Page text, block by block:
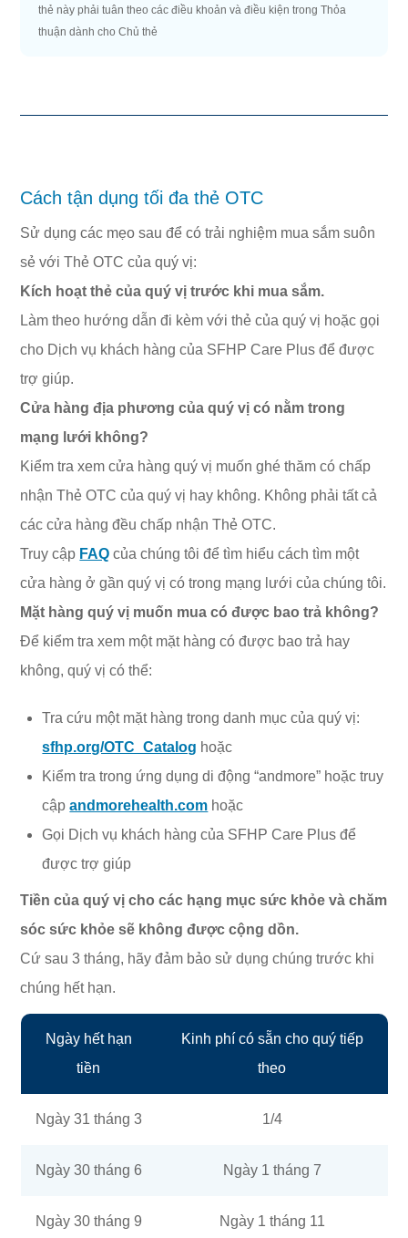
thẻ này phải tuân theo các điều khoản và điều kiện trong Thỏa
thuận dành cho Chủ thẻ
Cách tận dụng tối đa thẻ OTC
Sử dụng các mẹo sau để có trải nghiệm mua sắm suôn
sẻ với Thẻ OTC của quý vị:
Kích hoạt thẻ của quý vị trước khi mua sắm.
Làm theo hướng dẫn đi kèm với thẻ của quý vị hoặc gọi
cho Dịch vụ khách hàng của SFHP Care Plus để được
trợ giúp.
Cửa hàng địa phương của quý vị có nằm trong
mạng lưới không?
Kiểm tra xem cửa hàng quý vị muốn ghé thăm có chấp
nhận Thẻ OTC của quý vị hay không. Không phải tất cả
các cửa hàng đều chấp nhận Thẻ OTC.
Truy cập FAQ của chúng tôi để tìm hiểu cách tìm một
cửa hàng ở gần quý vị có trong mạng lưới của chúng tôi.
Mặt hàng quý vị muốn mua có được bao trả không?
Để kiểm tra xem một mặt hàng có được bao trả hay
không, quý vị có thể:
Tra cứu một mặt hàng trong danh mục của quý vị:
sfhp.org/OTC_Catalog hoặc
Kiểm tra trong ứng dụng di động “andmore” hoặc truy
cậpandmorehealth.com hoặc
Gọi Dịch vụ khách hàng của SFHP Care Plus để
được trợ giúp
Tiền của quý vị cho các hạng mục sức khỏe và chăm
sóc sức khỏe sẽ không được cộng dồn.
Cứ sau 3 tháng, hãy đảm bảo sử dụng chúng trước khi
chúng hết hạn.
Ngày hết hạn
tiền
Kinh phí có sẵn cho quý tiếp
theo
Ngày 31 tháng 3 1/4
Ngày 30 tháng 6 Ngày 1 tháng 7
Ngày 30 tháng 9 Ngày 1 tháng 11